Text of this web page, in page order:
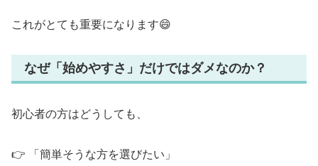
これがとても重要になります😄
なぜ「始めやすさ」だけではダメなのか？
初心者の方はどうしても、
👉 「簡単そうな方を選びたい」